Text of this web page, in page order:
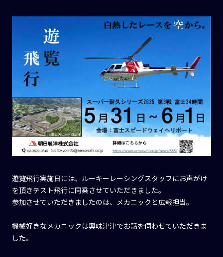
遊覧飛行実施日には、ルーキーレーシングスタッフにお声がけ
を頂きテスト飛行に同乗させていただきました。
参加させていただきましたのは、メカニックと広報担当。
機械好きなメカニックは興味津津でお話を伺わせていただきま
した。